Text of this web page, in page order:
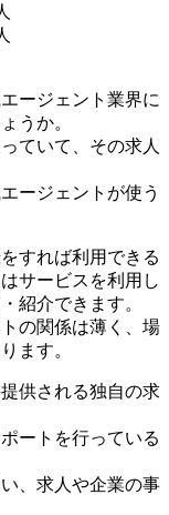
ージェント業界に
うか。
ていて、その求人
ージェントが使う
すれば利用できる
サービスを利用し
紹介できます。
の関係は薄く、場
ます。
供される独自の求
ートを行っている
、求人や企業の事